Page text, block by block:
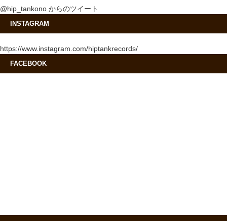
@hip_tankono からのツイート
INSTAGRAM
https://www.instagram.com/hiptankrecords/
FACEBOOK